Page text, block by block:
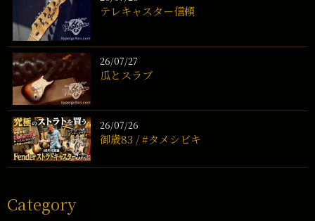
テレキャスター信頼
26/07/27
瓜とスラブ
26/07/26
御歳83 / #タメシビキ
Category